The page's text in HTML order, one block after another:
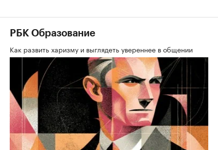
РБК Образование
Как развить харизму и выглядеть увереннее в общении